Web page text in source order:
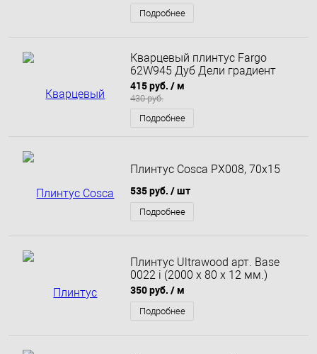
Подробнее
Кварцевый плинтус Fargo
62W945 Дуб Дели градиент
415 руб. / м
430 руб.
Подробнее
Плинтус Cosca PX008, 70x15
535 руб. / шт
Подробнее
Плинтус Ultrawood арт. Base
0022 i (2000 x 80 x 12 мм.)
350 руб. / м
Подробнее